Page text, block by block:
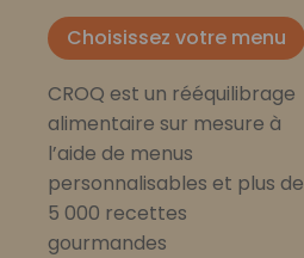
Choisissez votre menu
CROQ est un rééquilibrage
alimentaire sur mesure à
l’aide de menus
personnalisables et plus de
5 000 recettes
gourmandes